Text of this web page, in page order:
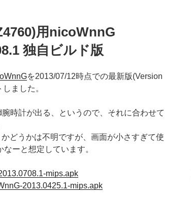
用nicoWnnG
独自ビルド版
を2013/07/12時点での最新版(Version
ました。
時計が出る、というので、それに合わせて
どうかは不明ですが、画面が小さすぎて使
ーと想定しています。
mips.apk
2013.0425.1-mips.apk